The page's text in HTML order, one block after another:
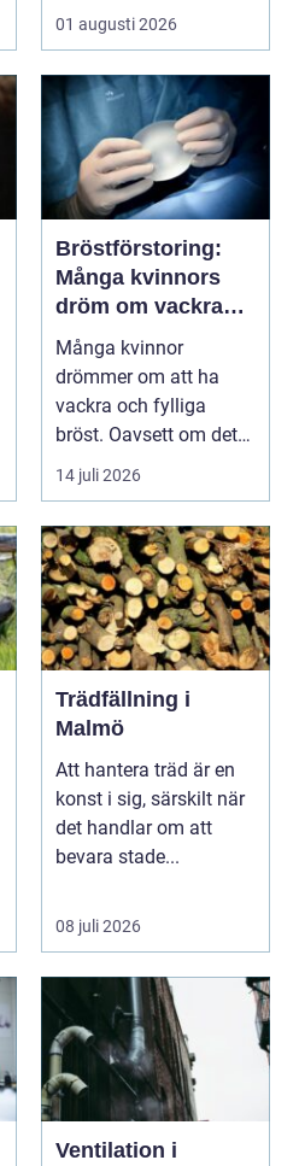
påverkar varje bes...
01 augusti 2026
Bröstförstoring:
Många kvinnors
dröm om vackra
bröst
Många kvinnor
drömmer om att ha
vackra och fylliga
bröst. Oavsett om det
är f&o...
14 juli 2026
Trädfällning i
Malmö
Att hantera träd är en
konst i sig, särskilt när
det handlar om att
bevara stade...
08 juli 2026
Ventilation i